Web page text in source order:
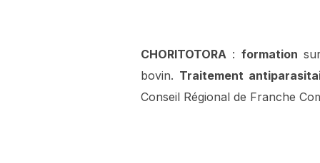
CHORITOTORA : formation
bovin. Traitement
Conseil Régional de Franche